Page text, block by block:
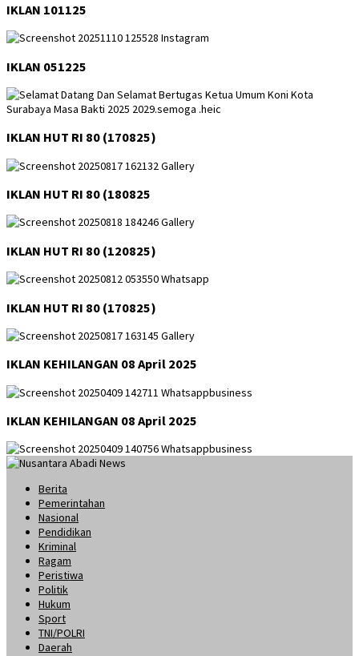
IKLAN 101125
IKLAN 051225
IKLAN HUT RI 80 (170825)
IKLAN HUT RI 80 (180825
IKLAN HUT RI 80 (120825)
IKLAN HUT RI 80 (170825)
IKLAN KEHILANGAN 08 April 2025
IKLAN KEHILANGAN 08 April 2025
Berita
Pemerintahan
Nasional
Pendidikan
Kriminal
Ragam
Peristiwa
Politik
Hukum
Sport
TNI/POLRI
Daerah